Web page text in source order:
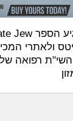
ולאתרי
השי"ת רפואה